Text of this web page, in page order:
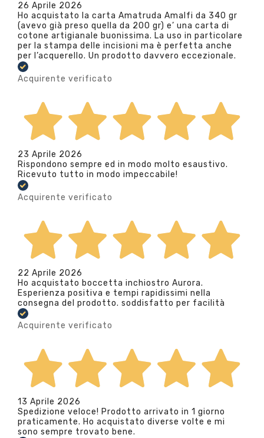
26 Aprile 2026
Ho acquistato la carta Amatruda Amalfi da 340 gr
(avevo già preso quella da 200 gr) e’ una carta di
cotone artigianale buonissima. La uso in particolare
per la stampa delle incisioni ma è perfetta anche
per l’acquerello. Un prodotto davvero eccezionale.
Acquirente verificato
23 Aprile 2026
Rispondono sempre ed in modo molto esaustivo.
Ricevuto tutto in modo impeccabile!
Acquirente verificato
22 Aprile 2026
Ho acquistato boccetta inchiostro Aurora.
Esperienza positiva e tempi rapidissimi nella
consegna del prodotto. soddisfatto per facilità
Acquirente verificato
13 Aprile 2026
Spedizione veloce! Prodotto arrivato in 1 giorno
praticamente. Ho acquistato diverse volte e mi
sono sempre trovato bene.